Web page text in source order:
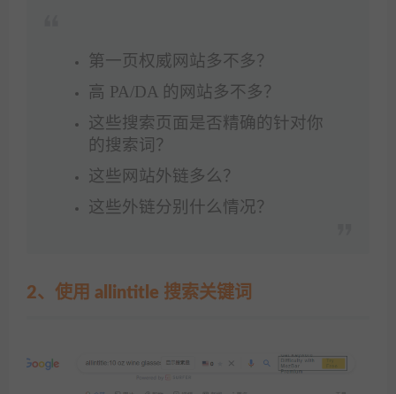
第一页权威网站多不多？
高 PA/DA 的网站多不多？
这些搜索页面是否精确的针对你
的搜索词？
这些网站外链多么？
这些外链分别什么情况？
2、使用 allintitle 搜索关键词